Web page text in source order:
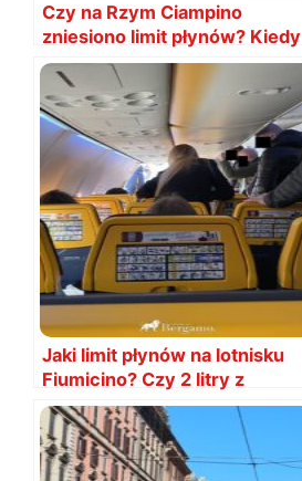
Czy na Rzym Ciampino
zniesiono limit płynów? Kiedy
będzie? Jaki jest?
Jaki limit płynów na lotnisku
Fiumicino? Czy 2 litry z
Rzymu?